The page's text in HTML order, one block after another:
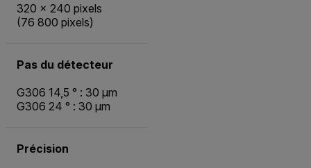
320 × 240 pixels
(76 800 pixels)
Pas du détecteur
G306 14,5 ° : 30 µm
G306 24 ° : 30 μm
Précision